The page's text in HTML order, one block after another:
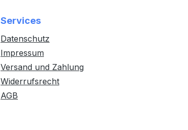
Services
Datenschutz
Impressum
Versand und Zahlung
Widerrufsrecht
AGB